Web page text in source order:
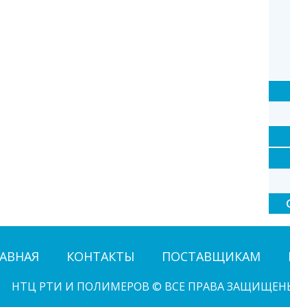
КОНТАКТЫ ПОСТАВЩИКАМ
НТЦ РТИ И ПОЛИМЕРОВ © ВСЕ ПРАВА